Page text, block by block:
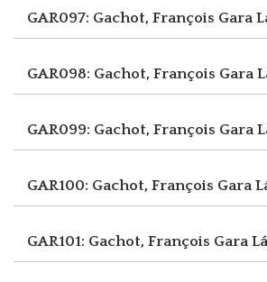
GAR097: Gachot, François Gara
GAR098: Gachot, François Gara
GAR099: Gachot, François Gara
GAR100: Gachot, François Gara
GAR101: Gachot, François Gara